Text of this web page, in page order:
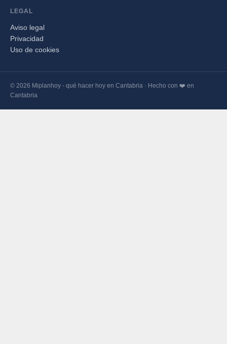
LEGAL
Aviso legal
Privacidad
Uso de cookies
© 2026 Miplanhoy - qué hacer hoy en Cantabria · Hecho con ❤️ en
Cantabria